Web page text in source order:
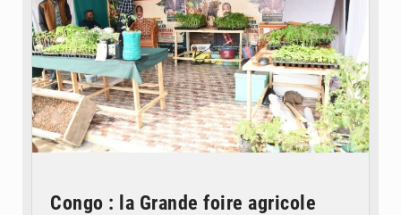
Congo : la Grande foire agricole